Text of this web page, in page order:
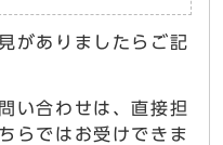
がありましたらご記
い合わせは、直接担
らではお受けできま